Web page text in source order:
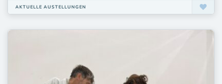
AKTUELLE AUSTELLUNGEN